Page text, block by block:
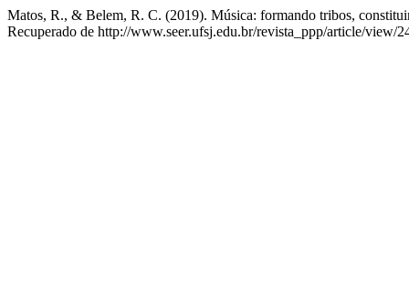
Matos, R., & Belem, R. C. (2019). Música: formando tribos,
Recuperado de http://www.seer.ufsj.edu.br/revista_ppp/article/view/